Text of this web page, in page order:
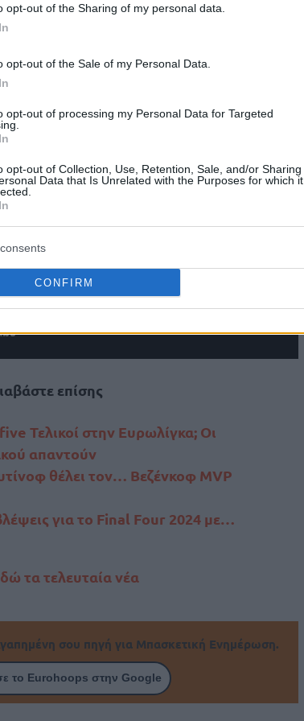
opt-out of the Sharing of my personal data.
opt-out of the Sale of my Personal Data.
opt-out of processing my Personal Data for Targeted
opt-out of Collection, Use, Retention, Sale, and/or Sharing
Data that Is Unrelated with the Purposes for which it
CONFIRM
επίσης
Τελικοί στην Ευρωλίγκα; Οι
απαντούν
θέλει τον… Βεζένκοφ MVP
για το Final Four 2024 με…
τα τελευταία νέα
σου πηγή για Μπασκετική Ενημέρωση.
το Eurohoops στην Google